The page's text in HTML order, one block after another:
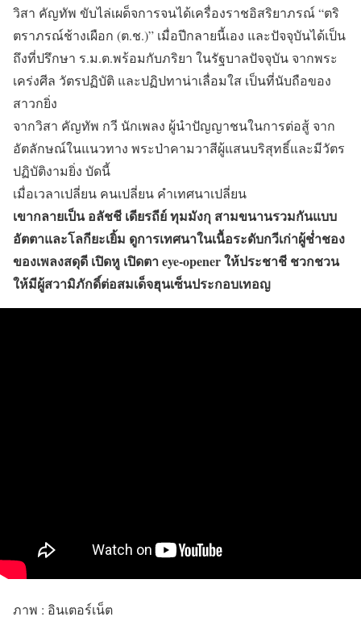
วิสา คัญทัพ ขับไล่เผด็จการจนได้เครื่องราชอิสริยาภรณ์ “ตริ
ตราภรณ์ช้างเผือก (ต.ช.)” เมื่อปีกลายนี้เอง และปัจจุบันได้เป็น
ถึงที่ปรึกษา ร.ม.ต.พร้อมกับภริยา ในรัฐบาลปัจจุบัน จากพระ
เคร่งศีล วัตรปฏิบัติ และปฏิปทาน่าเลื่อมใส เป็นที่นับถือของ
สาวกยิ่ง
จากวิสา คัญทัพ กวี นักเพลง ผู้นำปัญญาชนในการต่อสู้ จาก
อัตลักษณ์ในแนวทาง พระป่าคามวาสีผู้แสนบริสุทธิ์และมีวัตร
ปฏิบัติงามยิ่ง บัดนี้
เมื่อเวลาเปลี่ยน คนเปลี่ยน คำเทศนาเปลี่ยน
เขากลายเป็น อลัชชี เดียรถีย์ ทุมมังกุ สามขนานรวมกันแบบ
อัตตาและโลกียะเยิ้ม ดูการเทศนาในเนื้อระดับกวีเก่าผู้ช่ำชอง
ของเพลงสดุดี เปิดหู เปิดตา eye-opener ให้ประชาชี ชวกชวน
ให้มีผู้สวามิภักดิ์ต่อสมเด็จฮุนเซ็นประกอบเทอญ
ภาพ : อินเตอร์เน็ต